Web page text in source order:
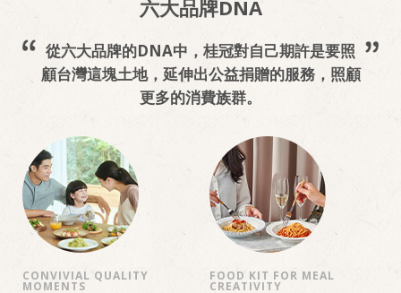
六大品牌DNA
從六大品牌的DNA中，桂冠對自己期許是要照
顧台灣這塊土地，延伸出公益捐贈的服務，照顧
更多的消費族群。
CONVIVIAL QUALITY
MOMENTS
FOOD KIT FOR MEAL
CREATIVITY